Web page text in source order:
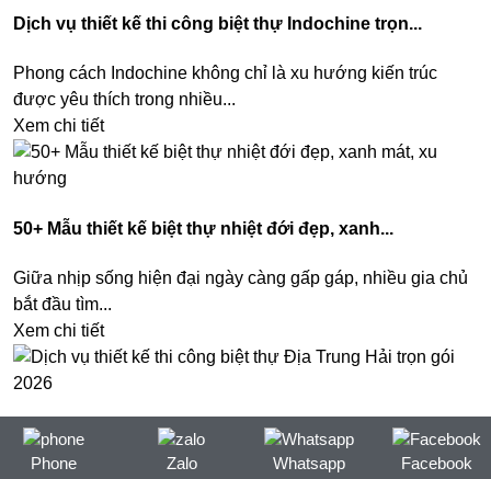
Dịch vụ thiết kế thi công biệt thự Indochine trọn...
Phong cách Indochine không chỉ là xu hướng kiến trúc
được yêu thích trong nhiều...
Xem chi tiết
50+ Mẫu thiết kế biệt thự nhiệt đới đẹp, xanh...
Giữa nhịp sống hiện đại ngày càng gấp gáp, nhiều gia chủ
bắt đầu tìm...
Xem chi tiết
Dịch vụ thiết kế thi công biệt thự Địa Trung...
Phone Zalo Whatsapp Facebook